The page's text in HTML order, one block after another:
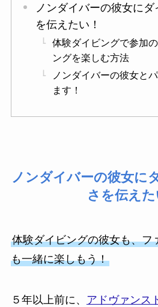
ノンダイバーの彼女に
を伝えたい！
体験ダイビングで参加
ングを楽しむ方法
ノンダイバーの彼女と
ます！
ノンダイバーの彼女に
さを伝えた
体験ダイビングの彼女も、フ
も一緒に楽しもう！
５年以上前に、 アドヴァンス